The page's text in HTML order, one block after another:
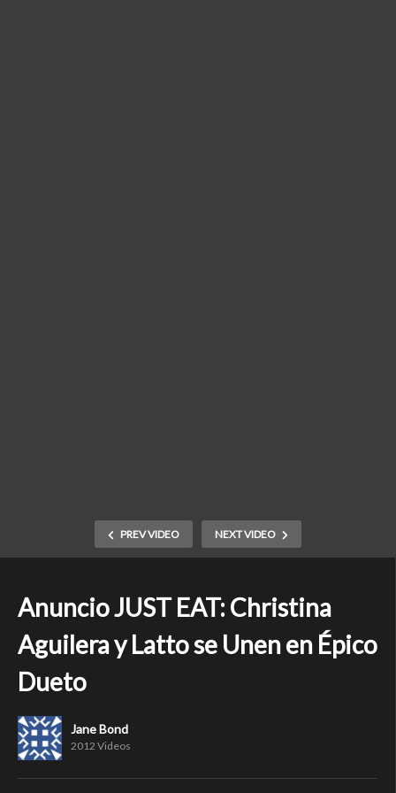
PREV VIDEO NEXT VIDEO
Anuncio JUST EAT: Christina
Aguilera y Latto se Unen en Épico
Dueto
Jane Bond
2012 Videos